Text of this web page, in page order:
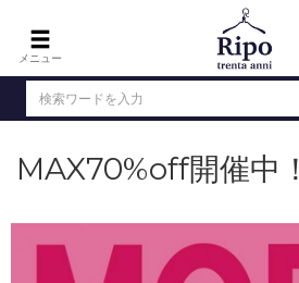
メニュー
ログイン （新規会員登録）
DENIM : デニム
MAX70%off開催中！